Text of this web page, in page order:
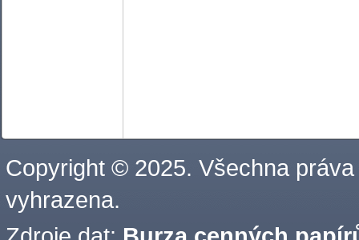
Copyright © 2025. Všechna práva
vyhrazena.